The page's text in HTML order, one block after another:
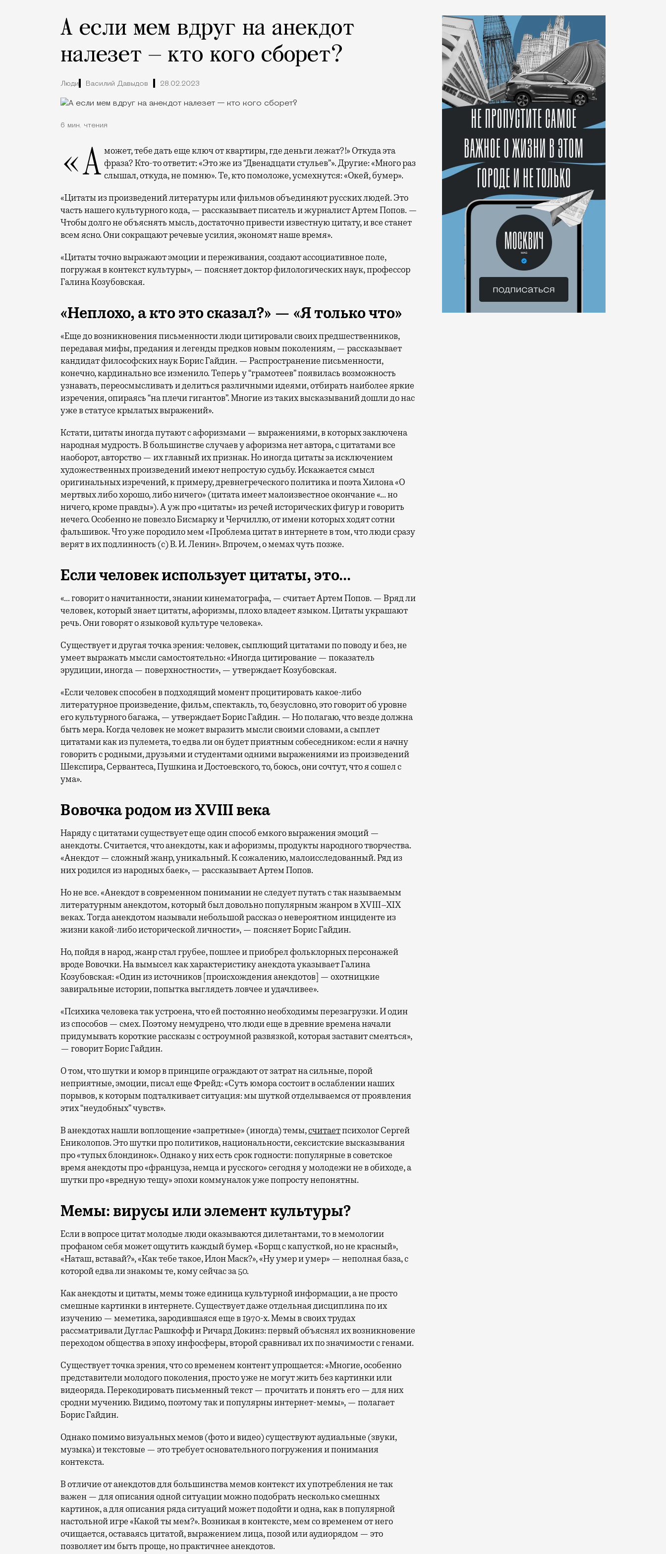
А если мем вдруг на анекдот
налезет — кто кого сборет?
Люди Василий Давыдов 28.02.2023
6 мин. чтения
«А может, тебе дать еще ключ от квартиры, где деньги лежат?!» Откуда эта фраза? Кто-то ответит: «Это же из “Двенадцати стульев”». Другие: «Много раз
слышал, откуда, не помню». Те, кто помоложе, усмехнутся: «Окей, бумер».
«Цитаты из произведений литературы или фильмов объединяют русских людей. Это
часть нашего культурного кода, — рассказывает писатель и журналист Артем Попов. —
Чтобы долго не объяснять мысль, достаточно привести известную цитату, и все станет
всем ясно. Они сокращают речевые усилия, экономят наше время».
«Цитаты точно выражают эмоции и переживания, создают ассоциативное поле,
погружая в контекст культуры», — поясняет доктор филологических наук, профессор
Галина Козубовская.
«Неплохо, а кто это сказал?» — «Я только что»
«Еще до возникновения письменности люди цитировали своих предшественников,
передавая мифы, предания и легенды предков новым поколениям, — рассказывает
кандидат философских наук Борис Гайдин. — Распространение письменности,
конечно, кардинально все изменило. Теперь у “грамотеев” появилась возможность
узнавать, переосмысливать и делиться различными идеями, отбирать наиболее яркие
изречения, опираясь “на плечи гигантов”. Многие из таких высказываний дошли до нас
уже в статусе крылатых выражений».
Кстати, цитаты иногда путают с афоризмами — выражениями, в которых заключена
народная мудрость. В большинстве случаев у афоризма нет автора, с цитатами все
наоборот, авторство — их главный их признак. Но иногда цитаты за исключением
художественных произведений имеют непростую судьбу. Искажается смысл
оригинальных изречений, к примеру, древнегреческого политика и поэта Хилона «О
мертвых либо хорошо, либо ничего» (цитата имеет малоизвестное окончание «… но
ничего, кроме правды»). А уж про «цитаты» из речей исторических фигур и говорить
нечего. Особенно не повезло Бисмарку и Черчиллю, от имени которых ходят сотни
фальшивок. Что уже породило мем «Проблема цитат в интернете в том, что люди сразу
верят в их подлинность (с) В. И. Ленин». Впрочем, о мемах чуть позже.
Если человек использует цитаты, это...
«… говорит о начитанности, знании кинематографа, — считает Артем Попов. — Вряд ли
человек, который знает цитаты, афоризмы, плохо владеет языком. Цитаты украшают
речь. Они говорят о языковой культуре человека».
Существует и другая точка зрения: человек, сыплющий цитатами по поводу и без, не
умеет выражать мысли самостоятельно: «Иногда цитирование — показатель
эрудиции, иногда — поверхностности», — утверждает Козубовская.
«Если человек способен в подходящий момент процитировать какое-либо
литературное произведение, фильм, спектакль, то, безусловно, это говорит об уровне
его культурного багажа, — утверждает Борис Гайдин. — Но полагаю, что везде должна
быть мера. Когда человек не может выразить мысли своими словами, а сыплет
цитатами как из пулемета, то едва ли он будет приятным собеседником: если я начну
говорить с родными, друзьями и студентами одними выражениями из произведений
Шекспира, Сервантеса, Пушкина и Достоевского, то, боюсь, они сочтут, что я сошел с
ума».
Вовочка родом из XVIII века
Наряду с цитатами существует еще один способ емкого выражения эмоций —
анекдоты. Считается, что анекдоты, как и афоризмы, продукты народного творчества.
«Анекдот — сложный жанр, уникальный. К сожалению, малоисследованный. Ряд из
них родился из народных баек», — рассказывает Артем Попов.
Но не все. «Анекдот в современном понимании не следует путать с так называемым
литературным анекдотом, который был довольно популярным жанром в XVIII–XIX
веках. Тогда анекдотом называли небольшой рассказ о невероятном инциденте из
жизни какой-либо исторической личности», — поясняет Борис Гайдин.
Но, пойдя в народ, жанр стал грубее, пошлее и приобрел фольклорных персонажей
вроде Вовочки. На вымысел как характеристику анекдота указывает Галина
Козубовская: «Один из источников [происхождения анекдотов] — охотницкие
завиральные истории, попытка выглядеть ловчее и удачливее».
«Психика человека так устроена, что ей постоянно необходимы перезагрузки. И один
из способов — смех. Поэтому немудрено, что люди еще в древние времена начали
придумывать короткие рассказы с остроумной развязкой, которая заставит смеяться»,
— говорит Борис Гайдин.
О том, что шутки и юмор в принципе ограждают от затрат на сильные, порой
неприятные, эмоции, писал еще Фрейд: «Суть юмора состоит в ослаблении наших
порывов, к которым подталкивает ситуация: мы шуткой отделываемся от проявления
этих “неудобных” чувств».
В анекдотах нашли воплощение «запретные» (иногда) темы,считаетпсихолог Сергей
Ениколопов. Это шутки про политиков, национальности, сексистские высказывания
про «тупых блондинок». Однако у них есть срок годности: популярные в советское
время анекдоты про «француза, немца и русского» сегодня у молодежи не в обиходе, а
шутки про «вредную тещу» эпохи коммуналок уже попросту непонятны.
Мемы: вирусы или элемент культуры?
Если в вопросе цитат молодые люди оказываются дилетантами, то в мемологии
профаном себя может ощутить каждый бумер. «Борщ с капусткой, но не красный»,
«Наташ, вставай?», «Как тебе такое, Илон Маск?», «Ну умер и умер» — неполная база, с
которой едва ли знакомы те, кому сейчас за 50.
Как анекдоты и цитаты, мемы тоже единица культурной информации, а не просто
смешные картинки в интернете. Существует даже отдельная дисциплина по их
изучению — меметика, зародившаяся еще в 1970-х. Мемы в своих трудах
рассматривали Дуглас Рашкофф и Ричард Докинз: первый объяснял их возникновение
переходом общества в эпоху инфосферы, второй сравнивал их по значимости с генами.
Существует точка зрения, что со временем контент упрощается: «Многие, особенно
представители молодого поколения, просто уже не могут жить без картинки или
видеоряда. Перекодировать письменный текст — прочитать и понять его — для них
сродни мучению. Видимо, поэтому так и популярны интернет-мемы», — полагает
Борис Гайдин.
Однако помимо визуальных мемов (фото и видео) существуют аудиальные (звуки,
музыка) и текстовые — это требует основательного погружения и понимания
контекста.
В отличие от анекдотов для большинства мемов контекст их употребления не так
важен — для описания одной ситуации можно подобрать несколько смешных
картинок, а для описания ряда ситуаций может подойти и одна, как в популярной
настольной игре «Какой ты мем?». Возникая в контексте, мем со временем от него
очищается, оставаясь цитатой, выражением лица, позой или аудиорядом — это
позволяет им быть проще, но практичнее анекдотов.